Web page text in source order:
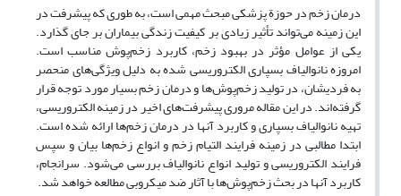
درمان زخم در حوزة پزشکی مبحث مهمی است، به طوری که پیشرفت در
این زمینه می‌تواند تأثیر زیادی بر کیفیت زندگی بیماران بر جای گذارد.
یکی از عوامل مؤثر در بهبود زخم، کاربرد زخم‌پوش مناسب است.
امروزه نانوالیاف بسپاری الکتروریسی شده به دلیل ویژگی‌های منحصر
به فردیشان، در تولید زخم‌پوش‌ها و درمان زخم بسیار مورد توجه قرار
گرفته‌اند. در این مقاله مروری پیشرفت‌های اخیر در زمینه الکتروریسی،
تهیه نانوالیاف بسپاری و کاربرد آنها در درمان زخم‌ها ارائه شده است.
ابتدا مطالبی در زمینه فرایند التیام زخم و انواع زخم‌ها بیان و سپس
فرایند الکتروریسی و تولید انواع نانوالیاف بررسی می‌شود. سرانجام،
کاربرد آنها در بحث زخم‌پوش‌ها با آثار ضد میکروبی مطالعه خواهد شد.